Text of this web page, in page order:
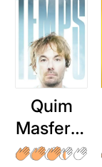
Quim
Masferre
r: Temps